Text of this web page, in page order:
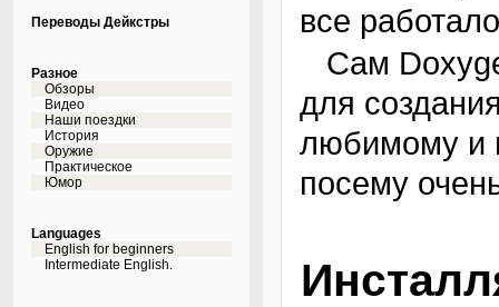
Переводы Дейкстры
Разное
Обзоры
Видео
Наши поездки
История
Оружие
Практическое
Юмор
Languages
English for beginners
Intermediate English.
все
Сам Doxygen представляет собой инструмент
для
любимому и
посему